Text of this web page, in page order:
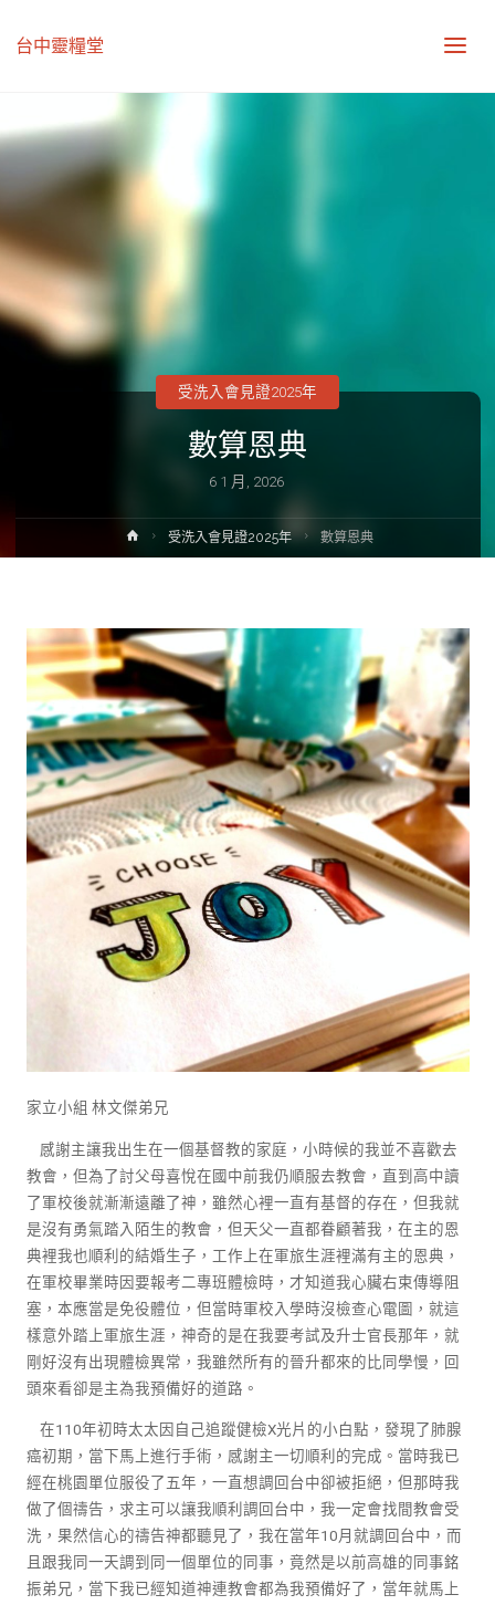
台中靈糧堂
數算恩典
6 1 月, 2026
受洗入會見證2025年
受洗入會見證2025年 數算恩典
家立小組 林文傑弟兄
感謝主讓我出生在一個基督教的家庭，小時候的我並不喜歡去
教會，但為了討父母喜悅在國中前我仍順服去教會，直到高中讀
了軍校後就漸漸遠離了神，雖然心裡一直有基督的存在，但我就
是沒有勇氣踏入陌生的教會，但天父一直都眷顧著我，在主的恩
典裡我也順利的結婚生子，工作上在軍旅生涯裡滿有主的恩典，
在軍校畢業時因要報考二專班體檢時，才知道我心臟右束傳導阻
塞，本應當是免役體位，但當時軍校入學時沒檢查心電圖，就這
樣意外踏上軍旅生涯，神奇的是在我要考試及升士官長那年，就
剛好沒有出現體檢異常，我雖然所有的晉升都來的比同學慢，回
頭來看卻是主為我預備好的道路。
在110年初時太太因自己追蹤健檢X光片的小白點，發現了肺腺
癌初期，當下馬上進行手術，感謝主一切順利的完成。當時我已
經在桃園單位服役了五年，一直想調回台中卻被拒絕，但那時我
做了個禱告，求主可以讓我順利調回台中，我一定會找間教會受
洗，果然信心的禱告神都聽見了，我在當年10月就調回台中，而
且跟我同一天調到同一個單位的同事，竟然是以前高雄的同事銘
振弟兄，當下我已經知道神連教會都為我預備好了，當年就馬上